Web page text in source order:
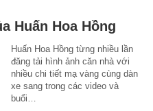
Huấn Hoa Hồng
Huấn Hoa Hồng từng nhiều lần
đăng tải hình ảnh căn nhà với
nhiều chi tiết mạ vàng cùng dàn
xe sang trong các video và
buổi…